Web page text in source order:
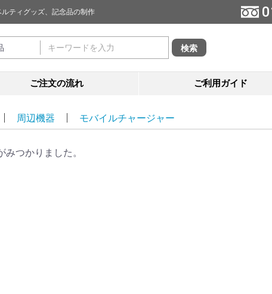
ティグッズ、記念品の制作
ご注文の流れ ご利用ガイド
周辺機器 モバイルチャージャー
みつかりました。